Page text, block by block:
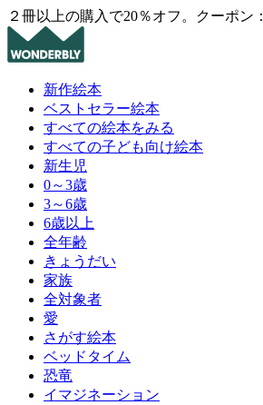
２冊以上の購入で20％オフ。クーポン：
新作絵本
ベストセラー絵本
すべての絵本をみる
すべての子ども向け絵本
新生児
0～3歳
3～6歳
6歳以上
全年齢
きょうだい
家族
全対象者
愛
さがす絵本
ベッドタイム
恐竜
イマジネーション